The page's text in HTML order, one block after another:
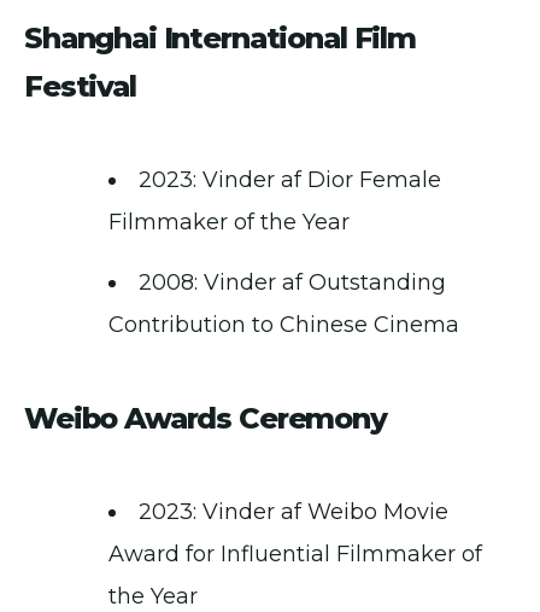
Shanghai International Film
Festival
2023: Vinder af Dior Female
Filmmaker of the Year
2008: Vinder af Outstanding
Contribution to Chinese Cinema
Weibo Awards Ceremony
2023: Vinder af Weibo Movie
Award for Influential Filmmaker of
the Year